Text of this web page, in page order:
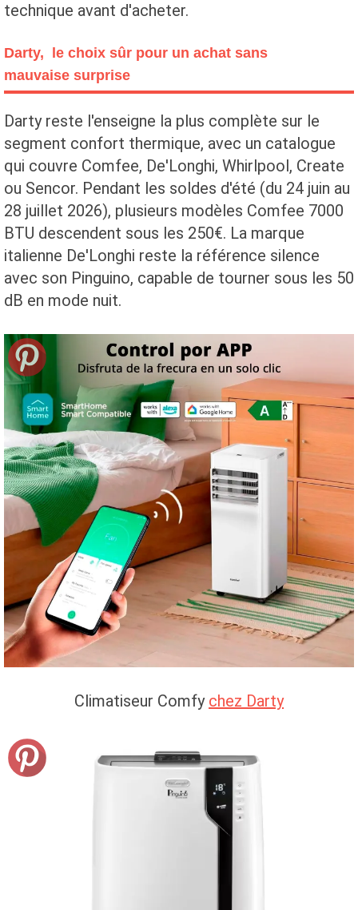
technique avant d'acheter.
Darty, le choix sûr pour un achat sans
mauvaise surprise
Darty reste l'enseigne la plus complète sur le
segment confort thermique, avec un catalogue
qui couvre Comfee, De'Longhi, Whirlpool, Create
ou Sencor. Pendant les soldes d'été (du 24 juin au
28 juillet 2026), plusieurs modèles Comfee 7000
BTU descendent sous les 250€. La marque
italienne De'Longhi reste la référence silence
avec son Pinguino, capable de tourner sous les 50
dB en mode nuit.
Climatiseur Comfy chez Darty